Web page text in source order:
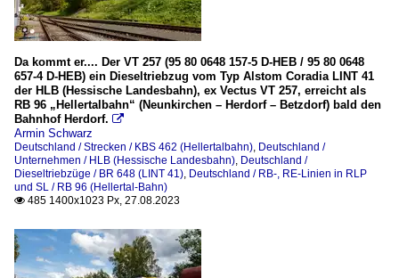
Da kommt er.... Der VT 257 (95 80 0648 157-5 D-HEB / 95 80 0648
657-4 D-HEB) ein Dieseltriebzug vom Typ Alstom Coradia LINT 41
der HLB (Hessische Landesbahn), ex Vectus VT 257, erreicht als
RB 96 „Hellertalbahn“ (Neunkirchen – Herdorf – Betzdorf) bald den
Bahnhof Herdorf. 
Armin Schwarz
Deutschland / Strecken / KBS 462 (Hellertalbahn), Deutschland /
Unternehmen / HLB (Hessische Landesbahn), Deutschland /
Dieseltriebzüge / BR 648 (LINT 41), Deutschland / RB-, RE-Linien in RLP
und SL / RB 96 (Hellertal-Bahn)
 485 1400x1023 Px, 27.08.2023